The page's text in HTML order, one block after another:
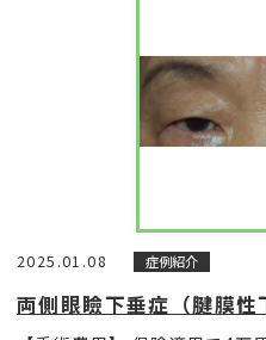
2025.01.08 症例紹介
両側眼瞼下垂症（腱膜性